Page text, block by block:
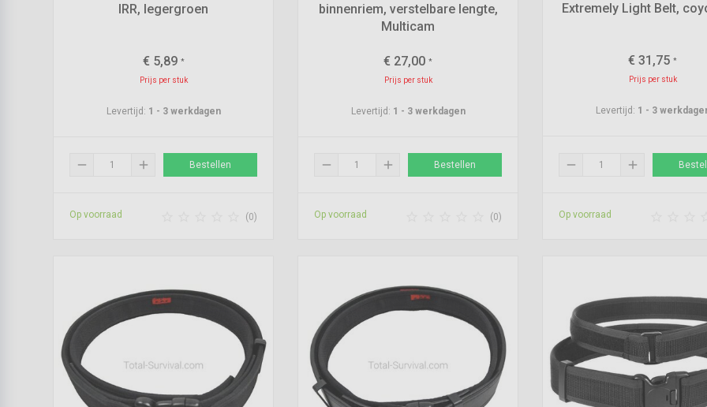
IRR, legergroen
€ 5,89 *
Prijs per stuk
Levertijd: 1 - 3 werkdagen
remove add Bestellen
Op voorraad (0)
binnenriem, verstelbare lengte,
Multicam
€ 27,00 *
Prijs per stuk
Levertijd: 1 - 3 werkdagen
remove add Bestellen
Op voorraad (0)
Extremely Light Belt,
€ 31,75 *
Prijs per stuk
Levertijd: 1 - 3
remove add
Op voorraad